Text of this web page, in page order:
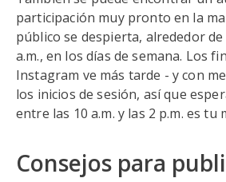
participación muy pronto en la
público se despierta, alrededor de
a.m., en los días de semana. Los
Instagram ve más tarde - y con
los inicios de sesión, así que
entre las 10 a.m. y las 2 p.m. es tu
Consejos para